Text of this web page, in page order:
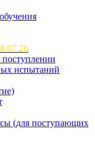
испытаний
(для поступающих